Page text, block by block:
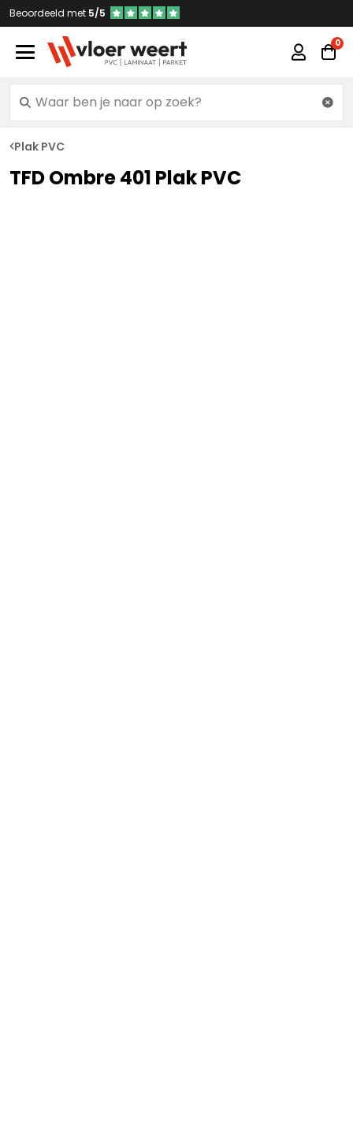
Beoordeeld met 5/5
Plak PVC
TFD Ombre 401 Plak PVC